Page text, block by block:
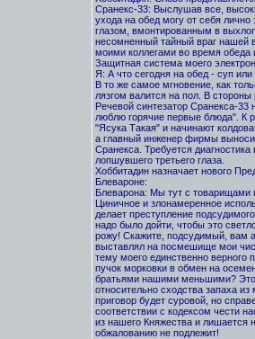
Сранекс-33: Выслушав все,
ухода на обед могу от себя
глазом, вмонтированным в
несомненный тайный враг нашей
моими коллегами во время
Защитная система моего
Я: А что сегодня на обед - суп
В то же самое мгновение, как
лязгом валится на пол. В
Речевой синтезатор Сранекса-
люблю горячие первые блюда". К
"Ясука Такая" и начинают
а главный инженер фирмы
Сранекса. Требуется
лопшувшего третьего глаза.
Хоббитадин назначает нового
Блевароне:
Блеварона: Мы тут с товарищами
Циничное и злонамеренное
делает преступление
надо было дойти, чтобы это
рожу! Скажите, подсудимый, вам
выставлял на посмешище мои
тему моего единственно верного
пучок морковки в обмен на
братьями нашими меньшими? Это
относительно сходства запаха
приговор будет суровой, но
соответствии с кодексом чести
из нашего Княжества и лишается
обжалованию не подлежит!